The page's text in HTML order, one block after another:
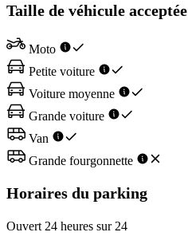
Taille de véhicule acceptée
Moto
Petite voiture
Voiture moyenne
Grande voiture
Van
Grande fourgonnette
Horaires du parking
Ouvert 24 heures sur 24